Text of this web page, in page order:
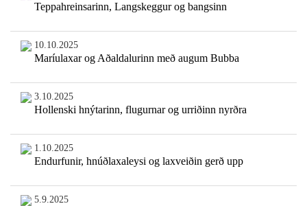
Teppahreinsarinn, Langskeggur og bangsinn
10.10.2025
Maríulaxar og Aðaldalurinn með augum Bubba
3.10.2025
Hollenski hnýtarinn, flugurnar og urriðinn nyrðra
1.10.2025
Endurfunir, hnúðlaxaleysi og laxveiðin gerð upp
5.9.2025